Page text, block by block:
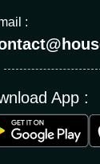
:
App :